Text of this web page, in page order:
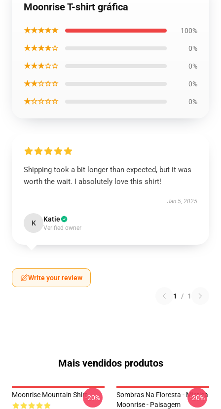
Moonrise T-shirt gráfica
★★★★★ 100%
★★★★☆ 0%
★★★☆☆ 0%
★★☆☆☆ 0%
★☆☆☆☆ 0%
Shipping took a bit longer than expected, but it was
worth the wait. I absolutely love this shirt!
Jan 5, 2025
K Katie
Verified owner
Write your review
1 / 1
Mais vendidos produtos
Moonrise Mountain Shirt-20%
Sombras Na Floresta - Mística
Moonrise - Paisagem
-20%